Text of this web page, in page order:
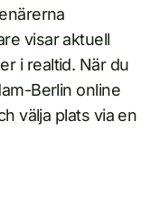
visar aktuell
i realtid. När du
Berlin online
välja plats via en